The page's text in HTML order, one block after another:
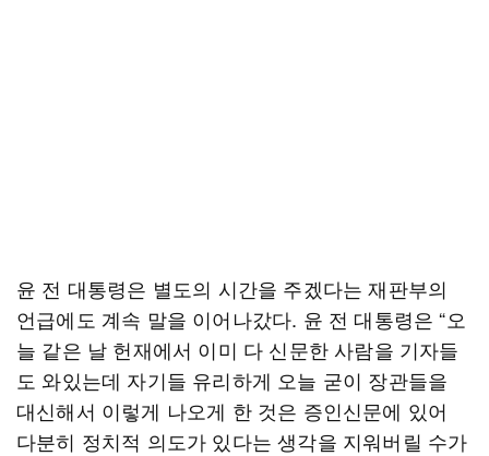
윤 전 대통령은 별도의 시간을 주겠다는 재판부의
언급에도 계속 말을 이어나갔다. 윤 전 대통령은 “오
늘 같은 날 헌재에서 이미 다 신문한 사람을 기자들
도 와있는데 자기들 유리하게 오늘 굳이 장관들을
대신해서 이렇게 나오게 한 것은 증인신문에 있어
다분히 정치적 의도가 있다는 생각을 지워버릴 수가